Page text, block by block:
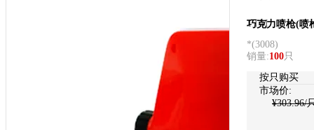
TTM
巧克力喷枪(喷
*(3008)
销量:100只
按只购买
市场价:
¥303.96/